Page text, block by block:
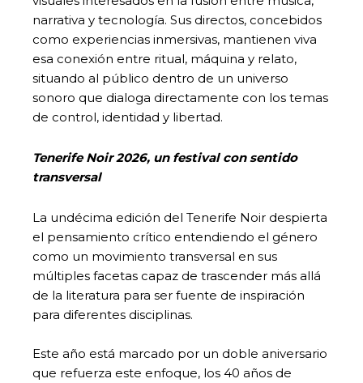
narrativa y tecnología. Sus directos, concebidos
como experiencias inmersivas, mantienen viva
esa conexión entre ritual, máquina y relato,
situando al público dentro de un universo
sonoro que dialoga directamente con los temas
de control, identidad y libertad.
Tenerife Noir 2026, un festival con sentido
transversal
La undécima edición del Tenerife Noir despierta
el pensamiento crítico entendiendo el género
como un movimiento transversal en sus
múltiples facetas capaz de trascender más allá
de la literatura para ser fuente de inspiración
para diferentes disciplinas.
Este año está marcado por un doble aniversario
que refuerza este enfoque, los 40 años de